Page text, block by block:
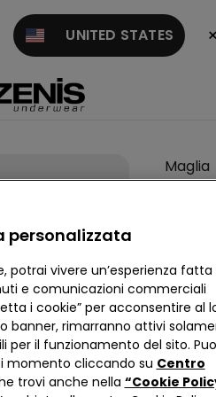
UNITED STATES ×
Maglia
con
Unisex
4,6
Ci
quindi
personalizzata
potrai vivere un’esperienza fatta
e comunicazioni commerciali
i cookie” per acconsentire al
banner, rimarranno attivi
per il funzionamento del sito.
momento cliccando su Centro
trovi anche nella “Cookie